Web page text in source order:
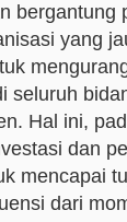
bergantung
yang
seluruh
Hal ini,
dan
mencapai
dari